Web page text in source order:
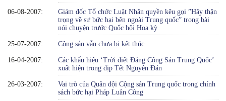
06-08-2007:
Giám đốc Tổ chức Luật Nhân quyền kêu gọi ”Hãy thận
trọng về sự bức hại bên ngoài Trung quốc” trong bài
nói chuyện trước Quốc hội Hoa kỳ
25-07-2007: Cộng sản vẫn chưa bị kết thúc
16-04-2007:
Các khẩu hiệu ‘Trời diệt Đảng Cộng Sản Trung Quốc’
xuất hiện trong dịp Tết Nguyên Đán
26-03-2007:
Vai trò của Quân đội Cộng sản Trung quốc trong chính
sách bức hại Pháp Luân Công